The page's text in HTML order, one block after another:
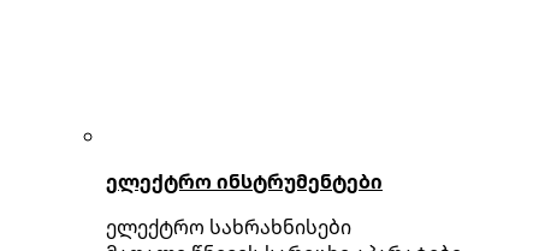
ელექტრო ინსტრუმენტები
ელექტრო სახრახნისები